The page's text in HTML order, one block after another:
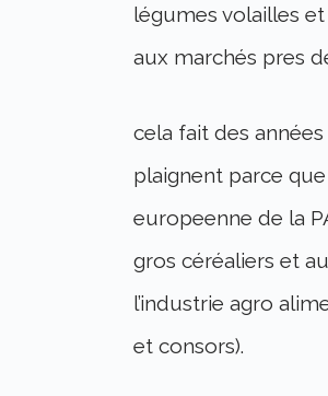
légumes volailles
aux marchés pres
cela fait des années
plaignent parce que
europeenne de la
gros céréaliers et
l’industrie agro
et consors).